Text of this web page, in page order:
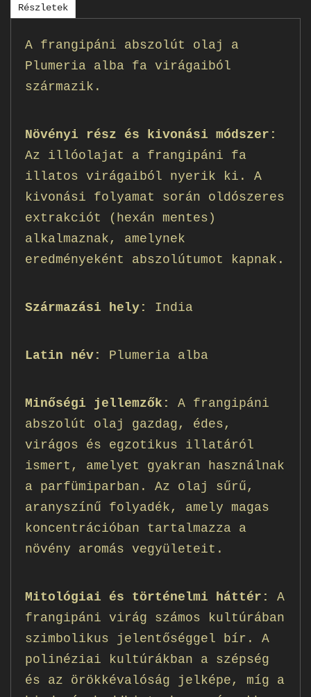
Részletek
A frangipáni abszolút olaj a
Plumeria alba fa virágaiból
származik.
Növényi rész és kivonási módszer:
Az illóolajat a frangipáni fa
illatos virágaiból nyerik ki. A
kivonási folyamat során oldószeres
extrakciót (hexán mentes)
alkalmaznak, amelynek
eredményeként abszolútumot kapnak.
Származási hely: India
Latin név: Plumeria alba
Minőségi jellemzők:
A frangipáni
abszolút olaj gazdag, édes,
virágos és egzotikus illatáról
ismert, amelyet gyakran használnak
a parfümiparban. Az olaj sűrű,
aranyszínű folyadék, amely magas
koncentrációban tartalmazza a
növény aromás vegyületeit.
Mitológiai és történelmi háttér:
A
frangipáni virág számos kultúrában
szimbolikus jelentőséggel bír. A
polinéziai kultúrákban a szépség
és az örökkévalóság jelképe, míg a